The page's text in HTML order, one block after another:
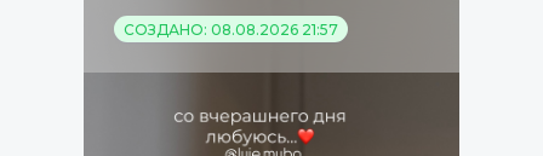
СОЗДАНО: 08.08.2026 21:57